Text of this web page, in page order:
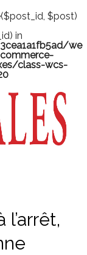
$post)
in
we
class-wcs-